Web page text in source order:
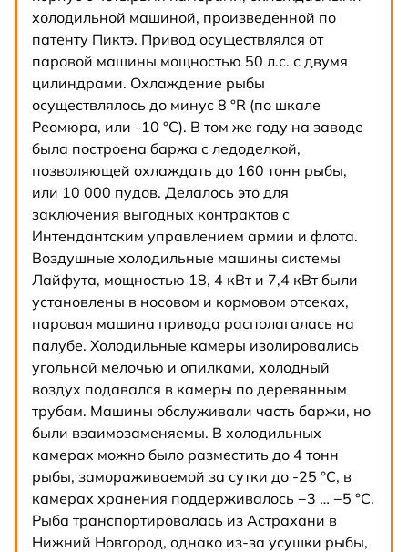
холодильной машиной, произведенной по
патенту Пиктэ. Привод осуществлялся от
паровой машины мощностью 50 л.с. с двумя
цилиндрами. Охлаждение рыбы
осуществлялось до минус 8 °R (по шкале
Реомюра, или -10 °С). В том же году на заводе
была построена баржа с ледоделкой,
позволяющей охлаждать до 160 тонн рыбы,
или 10 000 пудов. Делалось это для
заключения выгодных контрактов с
Интендантским управлением армии и флота.
Воздушные холодильные машины системы
Лайфута, мощностью 18, 4 кВт и 7,4 кВт были
установлены в носовом и кормовом отсеках,
паровая машина привода располагалась на
палубе. Холодильные камеры изолировались
угольной мелочью и опилками, холодный
воздух подавался в камеры по деревянным
трубам. Машины обслуживали часть баржи, но
были взаимозаменяемы. В холодильных
камерах можно было разместить до 4 тонн
рыбы, замораживаемой за сутки до -25 °С, в
камерах хранения поддерживалось −3 … −5 °С.
Рыба транспортировалась из Астрахани в
Нижний Новгород, однако из-за усушки рыбы,